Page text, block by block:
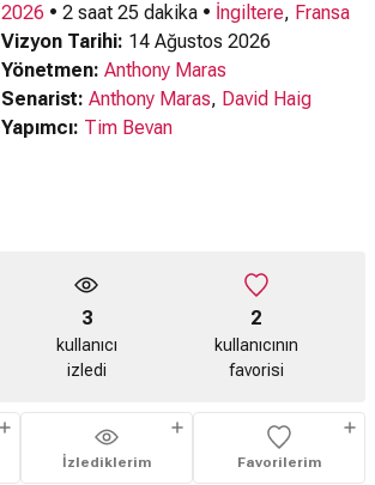
2026 • 2 saat 25 dakika • İngiltere, Fransa
Vizyon Tarihi: 14 Ağustos 2026
Yönetmen: Anthony Maras
Senarist: Anthony Maras, David Haig
Yapımcı: Tim Bevan
3
kullanıcı
izledi
2
kullanıcının
favorisi
İzlediklerim Favorilerim